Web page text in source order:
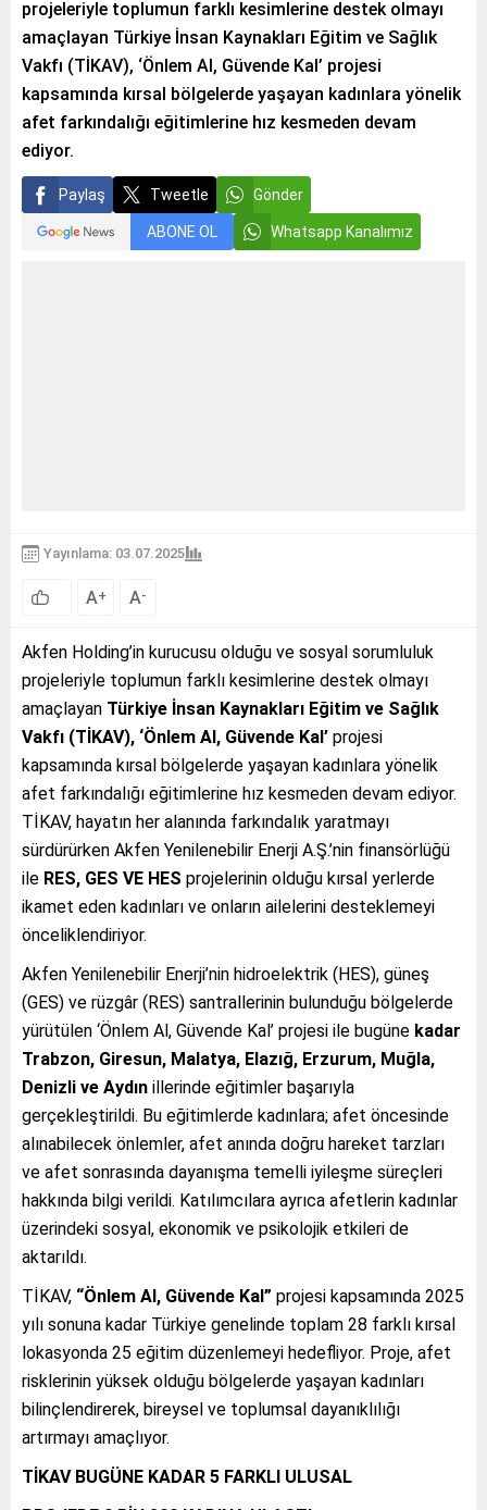
projeleriyle toplumun farklı kesimlerine destek olmayı
amaçlayan Türkiye İnsan Kaynakları Eğitim ve Sağlık
Vakfı (TİKAV), ‘Önlem Al, Güvende Kal’ projesi
kapsamında kırsal bölgelerde yaşayan kadınlara yönelik
afet farkındalığı eğitimlerine hız kesmeden devam
ediyor.
Paylaş Tweetle Gönder
ABONE OL Whatsapp Kanalımız
Yayınlama: 03.07.2025
A+ A-
Akfen Holding’in kurucusu olduğu ve sosyal sorumluluk
projeleriyle toplumun farklı kesimlerine destek olmayı
amaçlayan Türkiye İnsan Kaynakları Eğitim ve Sağlık
Vakfı (TİKAV), ‘Önlem Al, Güvende Kal’ projesi
kapsamında kırsal bölgelerde yaşayan kadınlara yönelik
afet farkındalığı eğitimlerine hız kesmeden devam ediyor.
TİKAV, hayatın her alanında farkındalık yaratmayı
sürdürürken Akfen Yenilenebilir Enerji A.Ş.’nin finansörlüğü
ile RES, GES VE HES projelerinin olduğu kırsal yerlerde
ikamet eden kadınları ve onların ailelerini desteklemeyi
önceliklendiriyor.
Akfen Yenilenebilir Enerji’nin hidroelektrik (HES), güneş
(GES) ve rüzgâr (RES) santrallerinin bulunduğu bölgelerde
yürütülen ‘Önlem Al, Güvende Kal’ projesi ile bugüne kadar
Trabzon, Giresun, Malatya, Elazığ, Erzurum, Muğla,
Denizli ve Aydın illerinde eğitimler başarıyla
gerçekleştirildi. Bu eğitimlerde kadınlara; afet öncesinde
alınabilecek önlemler, afet anında doğru hareket tarzları
ve afet sonrasında dayanışma temelli iyileşme süreçleri
hakkında bilgi verildi. Katılımcılara ayrıca afetlerin kadınlar
üzerindeki sosyal, ekonomik ve psikolojik etkileri de
aktarıldı.
TİKAV, “Önlem Al, Güvende Kal” projesi kapsamında 2025
yılı sonuna kadar Türkiye genelinde toplam 28 farklı kırsal
lokasyonda 25 eğitim düzenlemeyi hedefliyor. Proje, afet
risklerinin yüksek olduğu bölgelerde yaşayan kadınları
bilinçlendirerek, bireysel ve toplumsal dayanıklılığı
artırmayı amaçlıyor.
TİKAV BUGÜNE KADAR 5 FARKLI ULUSAL